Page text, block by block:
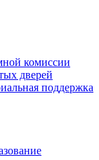
комиссии
дверей
поддержка